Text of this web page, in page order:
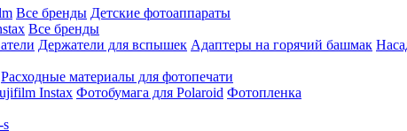
Все бренды Детские фотоаппараты
Все бренды
Держатели для вспышек Адаптеры на горячий башмак
Расходные материалы для фотопечати
Instax Фотобумага для Polaroid Фотопленка
s